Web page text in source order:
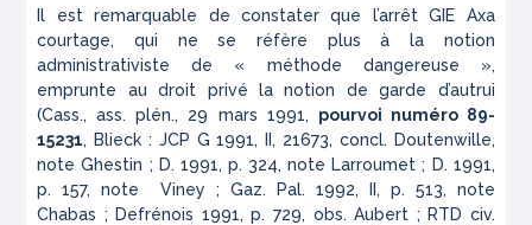
Il est remarquable de constater que l’arrêt GIE Axa
courtage, qui ne se réfère plus à la notion
administrativiste de « méthode dangereuse »,
emprunte au droit privé la notion de garde d’autrui
(Cass., ass. plén., 29 mars 1991, pourvoi numéro 89-
15231, Blieck : JCP G 1991, II, 21673, concl. Doutenwille,
note Ghestin ; D. 1991, p. 324, note Larroumet ; D. 1991,
p. 157, note Viney ; Gaz. Pal. 1992, II, p. 513, note
Chabas ; Defrénois 1991, p. 729, obs. Aubert ; RTD civ.